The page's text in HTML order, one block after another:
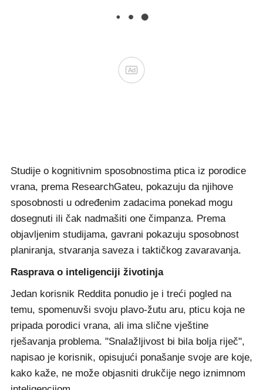
Ad
Studije o kognitivnim sposobnostima ptica iz porodice
vrana, prema ResearchGateu, pokazuju da njihove
sposobnosti u određenim zadacima ponekad mogu
dosegnuti ili čak nadmašiti one čimpanza. Prema
objavljenim studijama, gavrani pokazuju sposobnost
planiranja, stvaranja saveza i taktičkog zavaravanja.
Rasprava o inteligenciji životinja
Jedan korisnik Reddita ponudio je i treći pogled na
temu, spomenuvši svoju plavo-žutu aru, pticu koja ne
pripada porodici vrana, ali ima slične vještine
rješavanja problema. "Snalažljivost bi bila bolja riječ",
napisao je korisnik, opisujući ponašanje svoje are koje,
kako kaže, ne može objasniti drukčije nego iznimnom